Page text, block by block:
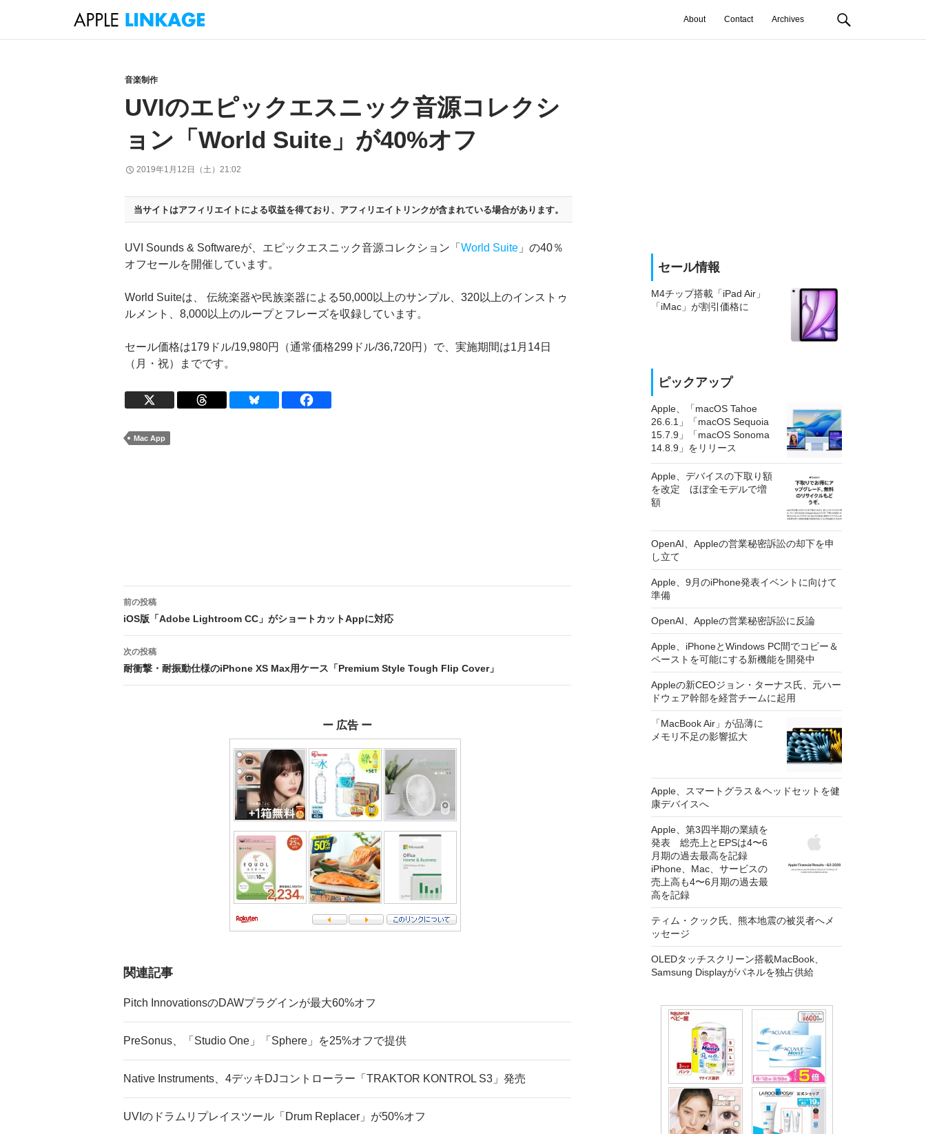
About Contact Archives
音楽制作
UVIのエピックエスニック音源コレクシ
ョン「World Suite」が40%オフ
2019年1月12日（土）21:02
当サイトはアフィリエイトによる収益を得ており、 アフィリエイトリンクが含まれている場合があります。
UVI Sounds & Softwareが、エピックエスニック音源コレクション「World Suite 」の40％
オフセールを開催しています。
World Suiteは、 伝統楽器や民族楽器による50,000以上のサンプル、320以上のインストゥ
ルメント、8,000以上のループとフレーズを収録しています。
セール価格は179ドル/19,980円（通常価格299ドル/36,720円）で、実施期間は1月14日
（月・祝）までです。
Mac App
投
稿
ナ
ビ
前の投稿
iOS版「Adobe Lightroom CC」がショートカットAppに対応
次の投稿
耐衝撃・耐振動仕様のiPhone XS Max用ケース「Premium Style Tough Flip Cover」
ー 広告 ー
関連記事
Pitch InnovationsのDAWプラグインが最大60%オフ
PreSonus、「Studio One」「Sphere」を25%オフで提供
Native Instruments、4デッキDJコントローラー「TRAKTOR KONTROL S3」発売
UVIのドラムリプレイスツール「Drum Replacer」が50%オフ
セール情報
M4チップ搭載「iPad Air」
「iMac」が割引価格に
ピックアップ
Apple、「macOS Tahoe
26.6.1」「macOS Sequoia
15.7.9」「macOS Sonoma
14.8.9」をリリース
Apple、デバイスの下取り額
を改定 ほぼ全モデルで増
額
OpenAI、Appleの営業秘密訴訟の却下を申
し立て
Apple、9月のiPhone発表イベントに向けて
準備
OpenAI、Appleの営業秘密訴訟に反論
Apple、iPhoneとWindows PC間でコピー＆
ペーストを可能にする新機能を開発中
Appleの新CEOジョン・ターナス氏、元ハー
ドウェア幹部を経営チームに起用
「MacBook Air」が品薄に
メモリ不足の影響拡大
Apple、スマートグラス＆ヘッドセットを健
康デバイスへ
Apple、第3四半期の業績を
発表 総売上とEPSは4〜6
月期の過去最高を記録
iPhone、Mac、サービスの
売上高も4〜6月期の過去最
高を記録
ティム・クック氏、熊本地震の被災者へメ
ッセージ
OLEDタッチスクリーン搭載MacBook、
Samsung Displayがパネルを独占供給